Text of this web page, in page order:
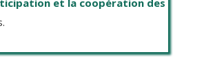
et la coopération des